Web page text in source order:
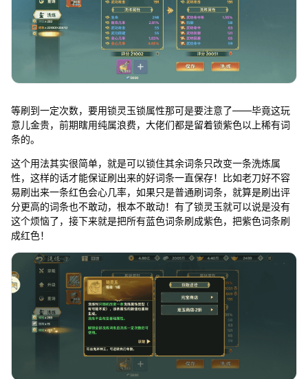
等刷到一定次数，要用锁灵玉锁属性那可是要注意了——毕竟这玩
意儿金贵，前期瞎用纯属浪费，大佬们都是留着锁紫色以上稀有词
条的。
这个用法其实很简单，就是可以锁住其余词条只改变一条洗炼属
性，这样的话才能保证刷出来的好词条一直保存！比如老刀好不容
易刷出来一条红色会心几率，如果只是普通刷词条，就算是刷出评
分更高的词条也不敢动，根本不敢动！有了锁灵玉就可以说是没有
这个烦恼了，接下来就是把所有蓝色词条刷成紫色，把紫色词条刷
成红色！